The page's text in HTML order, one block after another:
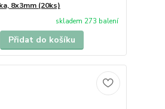
8x3mm (20ks)
skladem 273 balení
Přidat do košíku